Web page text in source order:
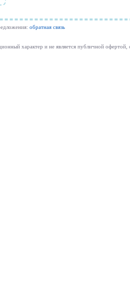
обратная связь
характер и не является публичной